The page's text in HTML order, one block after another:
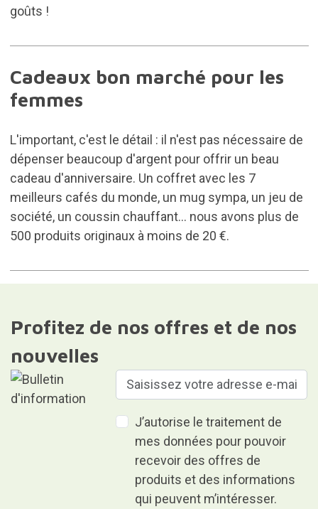
goûts !
Cadeaux bon marché pour les
femmes
L'important, c'est le détail : il n'est pas nécessaire de
dépenser beaucoup d'argent pour offrir un beau
cadeau d'anniversaire. Un coffret avec les 7
meilleurs cafés du monde, un mug sympa, un jeu de
société, un coussin chauffant... nous avons plus de
500 produits originaux à moins de 20 €.
Profitez de nos offres et de nos
nouvelles
J’autorise le traitement de
mes données pour pouvoir
recevoir des offres de
produits et des informations
qui peuvent m’intéresser.